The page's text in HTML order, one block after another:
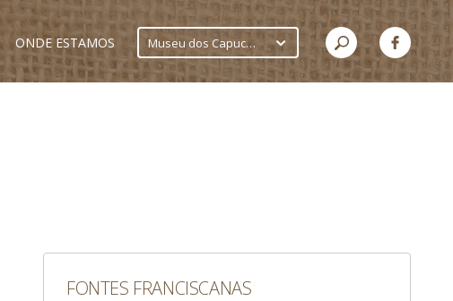
ONDE ESTAMOS Museu dos Capuchinhos
FONTES FRANCISCANAS